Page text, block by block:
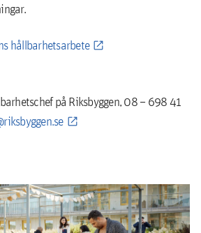
hållbarhetsarbete
på Riksbyggen, 08 – 698 41